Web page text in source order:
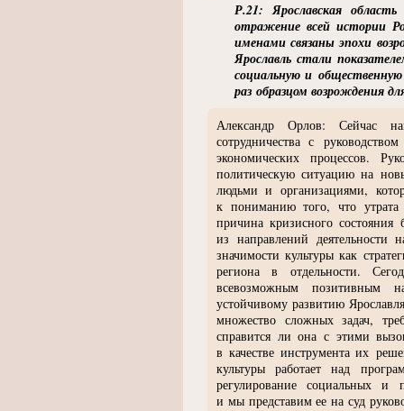
Р.21: Ярославская
отражение всей истории
именами связаны эпохи
Ярославль стали
социальную и
раз образцом возрождения
Александр Орлов: Сейчас
сотрудничества с
экономических процессов.
политическую ситуацию на
людьми и организациями,
к пониманию того, что
причина кризисного состояния
из направлений
значимости культуры как
региона в отдельности.
всевозможным позитивным
устойчивому развитию
множество сложных задач,
справится ли она с этими
в качестве инструмента их
культуры работает над
регулирование социальных и
и мы представим ее на суд